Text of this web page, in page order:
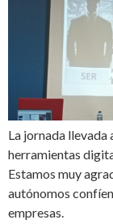
La jornada
herramientas
Estamos muy
autónomos
empresas.